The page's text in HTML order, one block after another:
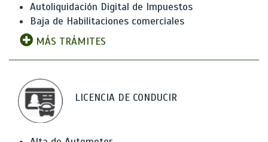
Autoliquidación Digital de Impuestos
Baja de Habilitaciones comerciales
MÁS TRÁMITES
LICENCIA DE CONDUCIR